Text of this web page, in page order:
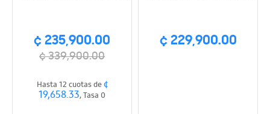
¢ 235,900.00
¢ 339,900.00
Hasta 12 cuotas de¢
19,658.33, Tasa 0
¢ 229,900.00